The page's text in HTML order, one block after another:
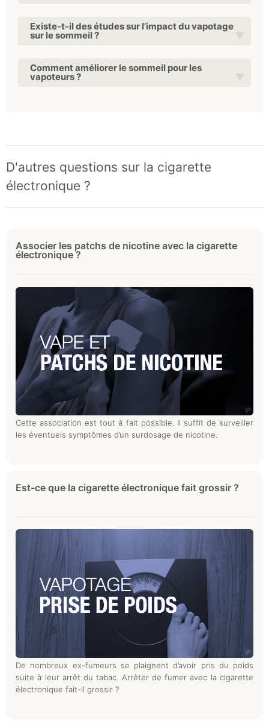
Existe-t-il des études sur l’impact du vapotage
sur le sommeil ?
Comment améliorer le sommeil pour les
vapoteurs ?
D'autres questions sur la cigarette
électronique ?
Associer les patchs de nicotine avec la cigarette
électronique ?
Cette association est tout à fait possible. Il suffit de surveiller
les éventuels symptômes d’un surdosage de nicotine.
Est-ce que la cigarette électronique fait grossir ?
De nombreux ex-fumeurs se plaignent d’avoir pris du poids
suite à leur arrêt du tabac. Arrêter de fumer avec la cigarette
électronique fait-il grossir ?